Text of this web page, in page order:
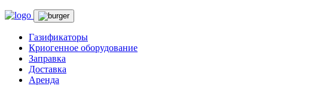
Газификаторы
Криогенное оборудование
Заправка
Доставка
Аренда